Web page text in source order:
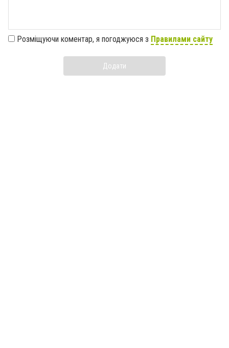
Розміщуючи коментар, я погоджуюся з Правилами сайту
Додати